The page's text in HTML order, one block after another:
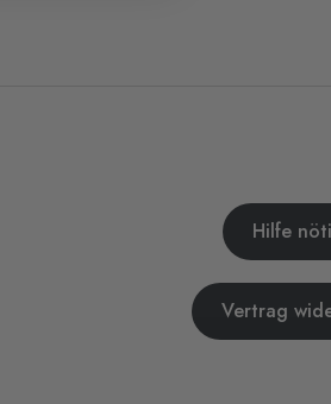
Hilfe
Vertrag